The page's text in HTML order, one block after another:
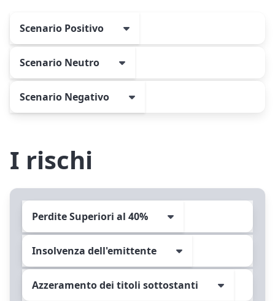
Scenario Positivo
Scenario Neutro
Scenario Negativo
I rischi
Perdite Superiori al 40%
Insolvenza dell'emittente
Azzeramento dei titoli sottostanti